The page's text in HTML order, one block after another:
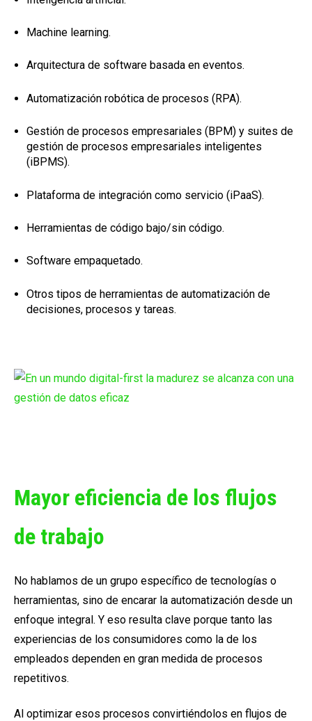
Machine learning.
Arquitectura de software basada en eventos.
Automatización robótica de procesos (RPA).
Gestión de procesos empresariales (BPM) y suites de
gestión de procesos empresariales inteligentes
(iBPMS).
Plataforma de integración como servicio (iPaaS).
Herramientas de código bajo/sin código.
Software empaquetado.
Otros tipos de herramientas de automatización de
decisiones, procesos y tareas.
Mayor eficiencia de los flujos
de trabajo
No hablamos de un grupo específico de tecnologías o
herramientas, sino de encarar la automatización desde un
enfoque integral. Y eso resulta clave porque tanto las
experiencias de los consumidores como la de los
empleados dependen en gran medida de procesos
repetitivos.
Al optimizar esos procesos convirtiéndolos en flujos de